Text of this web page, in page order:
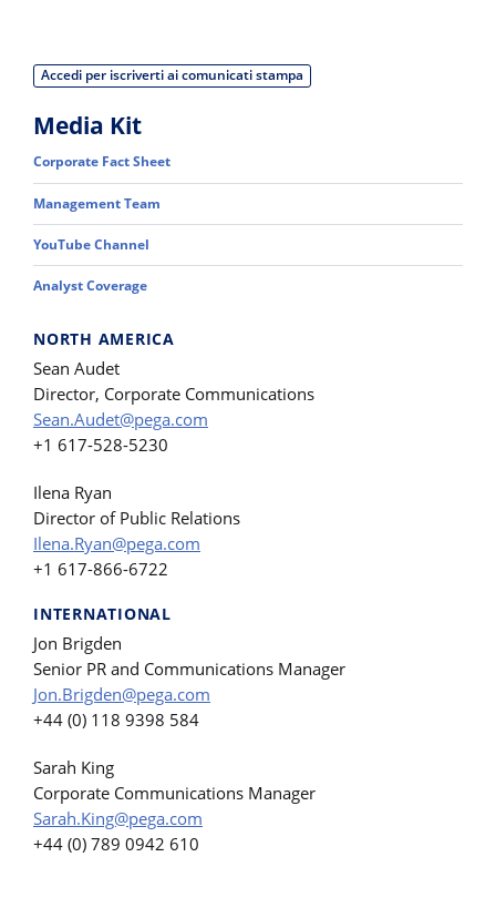
Accedi per iscriverti ai comunicati stampa
Media Kit
Corporate Fact Sheet
Management Team
YouTube Channel
Analyst Coverage
NORTH AMERICA
Sean Audet
Director, Corporate Communications
Sean.Audet@pega.com
+1 617-528-5230
Ilena Ryan
Director of Public Relations
Ilena.Ryan@pega.com
+1 617-866-6722
INTERNATIONAL
Jon Brigden
Senior PR and Communications Manager
Jon.Brigden@pega.com
+44 (0) 118 9398 584
Sarah King
Corporate Communications Manager
Sarah.King@pega.com
+44 (0) 789 0942 610